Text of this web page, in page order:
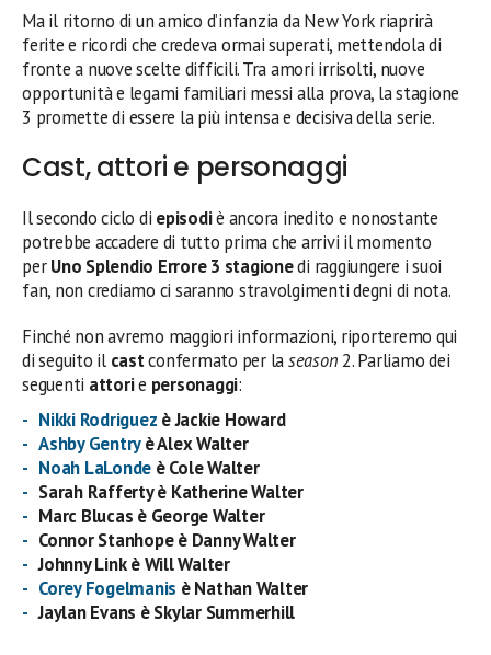
Ma il ritorno di un amico d’infanzia da New York riaprirà
ferite e ricordi che credeva ormai superati, mettendola di
fronte a nuove scelte difficili. Tra amori irrisolti, nuove
opportunità e legami familiari messi alla prova, la stagione
3 promette di essere la più intensa e decisiva della serie.
Cast, attori e personaggi
Il secondo ciclo di episodiè ancora inedito e nonostante
potrebbe accadere di tutto prima che arrivi il momento
perUno Splendio Errore 3 stagionedi raggiungere i suoi
fan, non crediamo ci saranno stravolgimenti degni di nota.
Finché non avremo maggiori informazioni, riporteremo qui
di seguito il castconfermato per laseason2. Parliamo dei
seguenti attorie personaggi:
Nikki Rodriguez è Jackie Howard
Ashby Gentryè Alex Walter
Noah LaLonde è Cole Walter
Sarah Rafferty è Katherine Walter
Marc Blucas è George Walter
Connor Stanhope è Danny Walter
Johnny Link è Will Walter
Corey Fogelmanis è Nathan Walter
Jaylan Evans è Skylar Summerhill